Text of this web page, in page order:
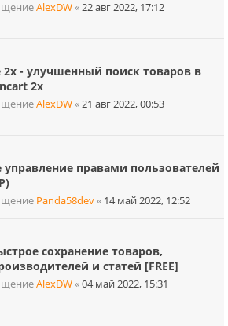
AlexDW«22 авг 2022, 17:12
- улучшенный поиск товаров в
2x
AlexDW«21 авг 2022, 00:53
правами пользователей
Panda58dev« 14 май 2022, 12:52
сохранение товаров,
и статей [FREE]
AlexDW«04 май 2022, 15:31